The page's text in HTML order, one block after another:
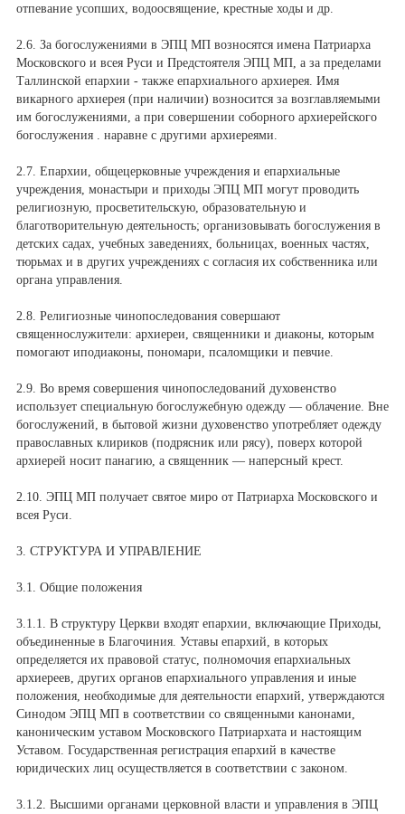
отпевание усопших, водоосвящение, крестные ходы и др.
2.6. За богослужениями в ЭПЦ МП возносятся имена Патриарха
Московского и всея Руси и Предстоятеля ЭПЦ МП, а за пределами
Таллинской епархии - также епархиального архиeрея. Имя
викарного архиерея (при наличии) возносится за возглавляемыми
им богослужениями, а при совершении соборного архиерейского
богослужения . наравне с другими архиереями.
2.7. Епархии, общецерковные учреждения и епархиальные
учреждения, монастыри и приходы ЭПЦ МП могут проводить
религиозную, просветительскую, образовательную и
благотворительную деятельность; организовывать богослужения в
детских садах, учебных заведениях, больницах, военных частях,
тюрьмах и в других учреждениях с согласия их собственника или
органа управления.
2.8. Религиозные чинопоследования совершают
священнослужители: архиереи, священники и диаконы, которым
помогают иподиаконы, пономари, псаломщики и певчие.
2.9. Во время совершения чинопоследований духовенство
использует специальную богослужебную одежду — облачение. Вне
богослужений, в бытовой жизни духовенство употребляет одежду
православных клириков (подрясник или рясу), поверх которой
архиерей носит панагию, а священник — наперсный крест.
2.10. ЭПЦ МП получает святое миро от Патриарха Московского и
всея Руси.
3. СТРУКТУРА И УПРАВЛЕНИЕ
3.1. Общие положения
3.1.1. В структуру Церкви входят епархии, включающие Приходы,
объединенные в Благочиния. Уставы епархий, в которых
определяется их правовой статус, полномочия епархиальных
архиереев, других органов епархиального управления и иные
положения, необходимые для деятельности епархий, утверждаются
Синодом ЭПЦ МП в соответствии со священными канонами,
каноническим уставом Московского Патриархата и настоящим
Уставом. Государственная регистрация епархий в качестве
юридических лиц осуществляется в соответствии с законом.
3.1.2. Высшими органами церковной власти и управления в ЭПЦ